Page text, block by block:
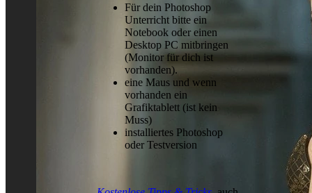
Für dein Photoshop
Unterricht bitte ein
Notebook oder einen
Desktop PC mitbringen
(Monitor für dich ist
vorhanden).
eine Maus und wenn
vorhanden ein
Grafiktablett (ist kein
Muss)
installiertes Photoshop
oder Testversion